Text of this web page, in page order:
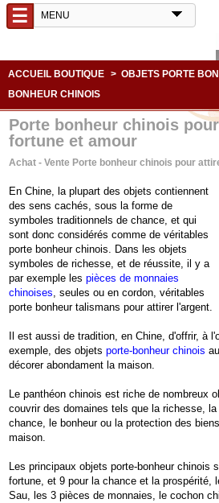
☰
ACCUEIL BOUTIQUE > OBJETS PORTE
BONHEUR CHINOIS
Porte bonheur chinois
fortune et amour
Achat - Vente Porte bonheur chinois pour
En Chine, la plupart des objets contiennent
des sens cachés, sous la forme de
symboles traditionnels de chance, et qui
sont donc considérés comme de véritables
porte bonheur chinois. Dans les objets
symboles de richesse, et de réussite, il y a
par exemple lespièces de monnaies
chinoises, seules ou en cordon, véritables
porte bonheur talismans pour attirer l'argent.
Il est aussi de tradition, en Chine, d'offrir, à
exemple, des objetsporte-bonheur chinois
décorer abondament la maison.
Le panthéon chinois est riche de nombreux
couvrir des domaines tels que la richesse,
chance, le bonheur ou la protection des
maison.
Les principaux objets porte-bonheur chinois
fortune, et 9 pour la chance et la prospérité,
Sau, les 3 pièces de monnaies, le cochon